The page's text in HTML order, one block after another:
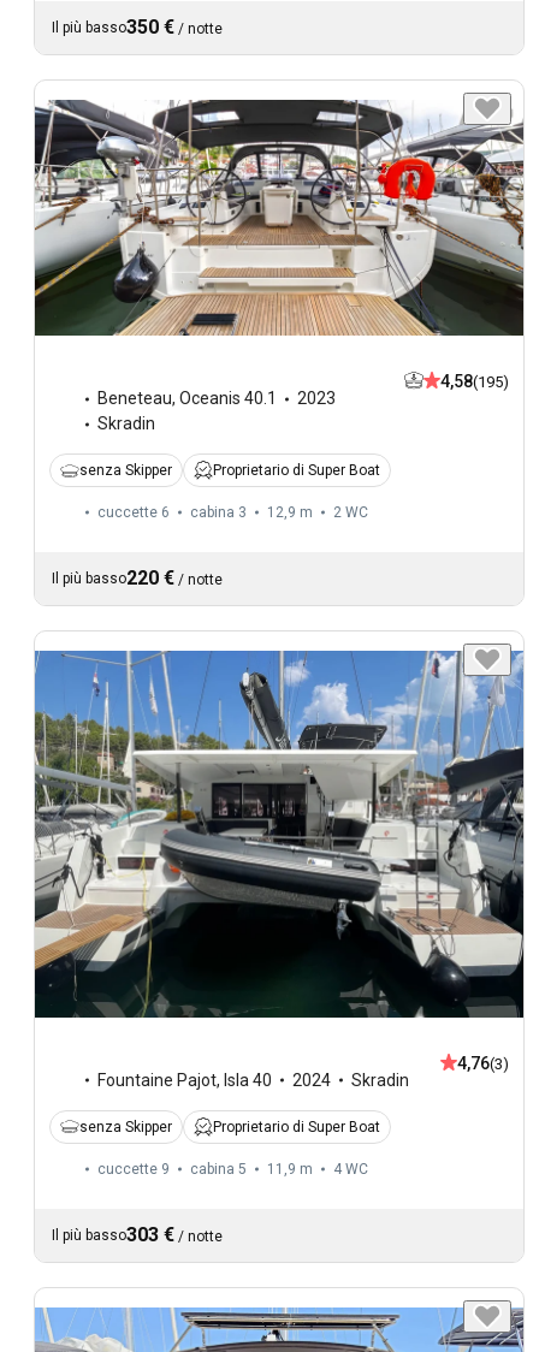
Il più basso350 € / notte
Beneteau, Oceanis 40.1
2023
Skradin
4,58(195)
senza Skipper Proprietario di Super Boat
cuccette 6 cabina 3 12,9 m 2 WC
Il più basso220 € / notte
Fountaine Pajot, Isla 40 2024 Skradin
4,76(3)
senza Skipper Proprietario di Super Boat
cuccette 9 cabina 5 11,9 m 4 WC
Il più basso303 € / notte